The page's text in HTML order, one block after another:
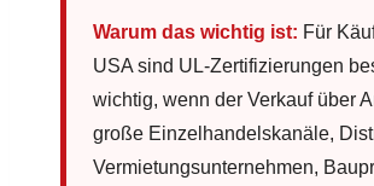
Warum das wichtig ist: Für
USA sind UL-Zertifizierungen
wichtig, wenn der Verkauf über
große Einzelhandelskanäle,
Vermietungsunternehmen,